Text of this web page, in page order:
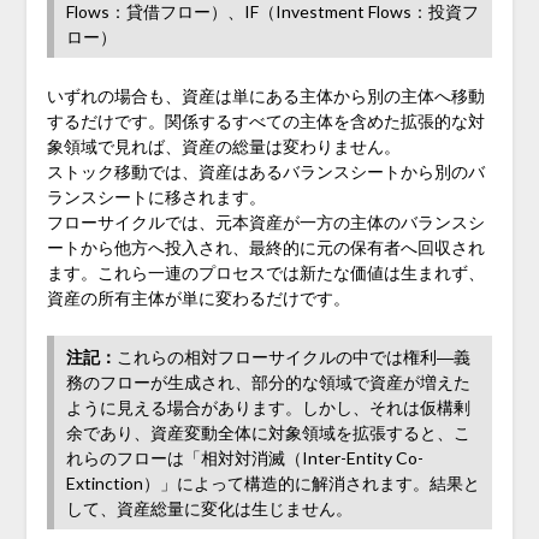
Flows：貸借フロー）、IF（Investment Flows：投資フ
ロー）
いずれの場合も、資産は単にある主体から別の主体へ移動
するだけです。関係するすべての主体を含めた拡張的な対
象領域で見れば、資産の総量は変わりません。
ストック移動では、資産はあるバランスシートから別のバ
ランスシートに移されます。
フローサイクルでは、元本資産が一方の主体のバランスシ
ートから他方へ投入され、最終的に元の保有者へ回収され
ます。これら一連のプロセスでは新たな価値は生まれず、
資産の所有主体が単に変わるだけです。
注記： これらの相対フローサイクルの中では権利―義
務のフローが生成され、部分的な領域で資産が増えた
ように見える場合があります。しかし、それは仮構剰
余であり、資産変動全体に対象領域を拡張すると、こ
れらのフローは「相対対消滅（Inter-Entity Co-
Extinction）」によって構造的に解消されます。結果と
して、資産総量に変化は生じません。